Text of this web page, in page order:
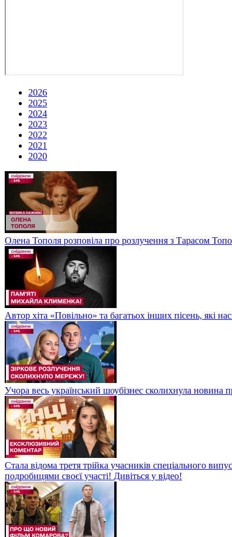
2026
2025
2024
2023
2022
2021
2020
Олена Тополя розповіла про розлучення з Тарасом
Автор хіта «Повільно» та багатьох інших пісень, які
Учора весь український шоубізнес сколихнула новина
Стала відома третя трійка учасників спеціального
подробицями своєї участі! Дивіться у відео!